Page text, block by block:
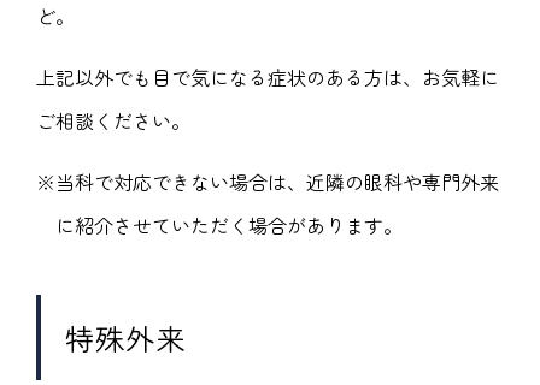
ど。
上記以外でも目で気になる症状のある方は、お気軽に
ご相談ください。
当科で対応できない場合は、近隣の眼科や専門外来
に紹介させていただく場合があります。
特殊外来